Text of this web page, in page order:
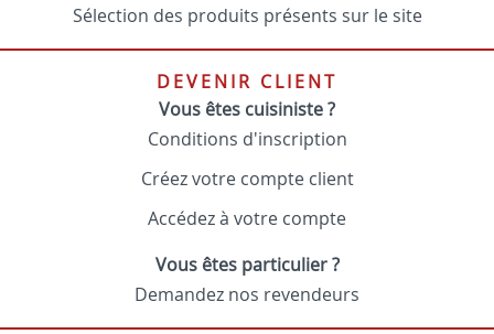
Sélection des produits présents sur le site
DEVENIR CLIENT
Vous êtes cuisiniste ?
Conditions d'inscription
Créez votre compte client
Accédez à votre compte
Vous êtes particulier ?
Demandez nos revendeurs